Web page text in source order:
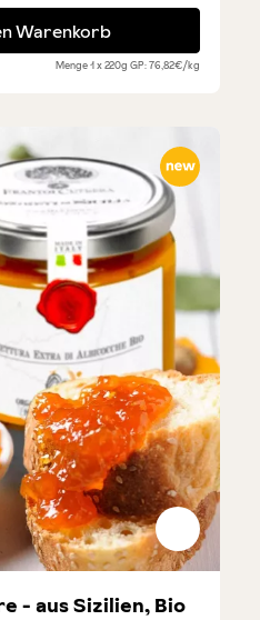
aus 50% Piemont
Warenkorb
Menge1 x 220gGP: 76,82€/kg
- aus Sizilien, Bio